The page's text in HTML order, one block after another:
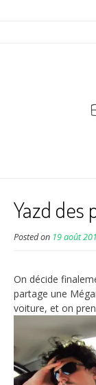
Yazd des
Posted on 19 août
On décide
partage une
voiture, et on